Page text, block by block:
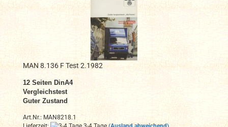
MAN 8.136 F Test 2.1982
12 Seiten DinA4
Vergleichstest
Guter Zustand
Art.Nr.: MAN8218.1